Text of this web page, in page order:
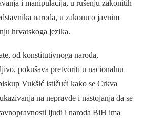
i manipulacija, u rušenju zakonitih
naroda, u zakonu o javnim
hrvatskoga jezika.
od konstitutivnoga naroda,
pokušava pretvoriti u nacionalnu
Vukšić ističući kako se Crkva
na nepravde i nastojanja da se
ljudi i naroda BiH ima